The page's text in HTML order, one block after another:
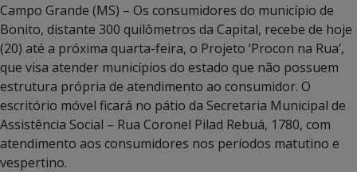
Campo Grande (MS) – Os consumidores do município de
Bonito, distante 300 quilômetros da Capital, recebe de hoje
(20) até a próxima quarta-feira, o Projeto ‘Procon na Rua’,
que visa atender municípios do estado que não possuem
estrutura própria de atendimento ao consumidor. O
escritório móvel ficará no pátio da Secretaria Municipal de
Assistência Social – Rua Coronel Pilad Rebuá, 1780, com
atendimento aos consumidores nos períodos matutino e
vespertino.